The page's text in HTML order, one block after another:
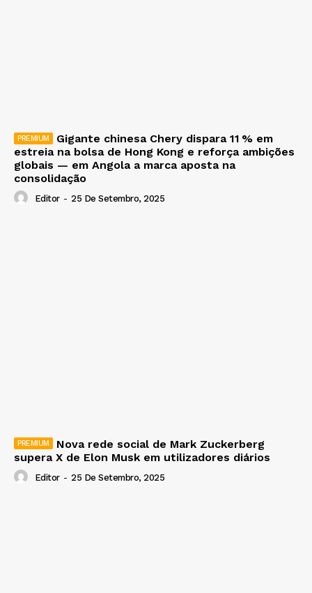
Gigante chinesa Chery dispara 11 % em
estreia na bolsa de Hong Kong e reforça ambições
globais — em Angola a marca aposta na
consolidação
Editor - 25 De Setembro, 2025
Nova rede social de Mark Zuckerberg
supera X de Elon Musk em utilizadores diários
Editor - 25 De Setembro, 2025